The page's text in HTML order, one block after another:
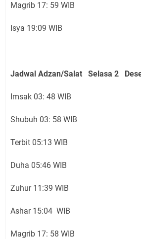
Magrib 17: 59 WIB
Isya 19:09 WIB
Jadwal Adzan/Salat Selasa 2
Imsak 03: 48 WIB
Shubuh 03: 58 WIB
Terbit 05:13 WIB
Duha 05:46 WIB
Zuhur 11:39 WIB
Ashar 15:04 WIB
Magrib 17: 58 WIB